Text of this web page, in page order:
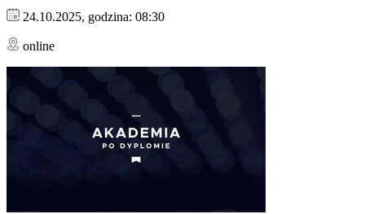
24.10.2025, godzina: 08:30
online